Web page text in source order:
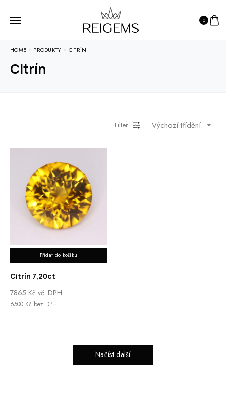
0
HOME PRODUKTY CITRÍN
Citrín
Filter Výchozí třídění
Přidat do košíku
Citrín 7,20ct
7865 Kč vč. DPH
6500 Kč bez DPH
Načíst další